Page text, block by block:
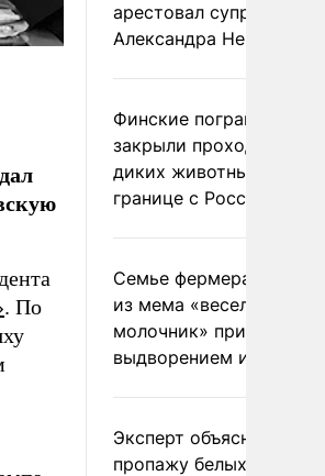
. По
арестовал супругу
Александра Невзорова
Финские пограничники
закрыли проходы для
диких животных на
границе с Россией
Семье фермера
из мема «веселый
молочник» пригрозили
выдворением из
Эксперт объяснил
пропажу белых грибов